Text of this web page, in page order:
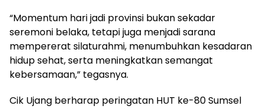
“Momentum hari jadi provinsi bukan sekadar
seremoni belaka, tetapi juga menjadi sarana
mempererat silaturahmi, menumbuhkan kesadaran
hidup sehat, serta meningkatkan semangat
kebersamaan,” tegasnya.
Cik Ujang berharap peringatan HUT ke-80 Sumsel